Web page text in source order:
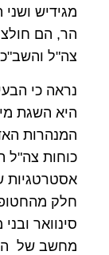
מגידיש
הר, הם
צה"ל
נראה כי
היא השגת
המנהרות
כוחות צה"ל
אסטרטגיות
חלק
סינוואר
מחשב של